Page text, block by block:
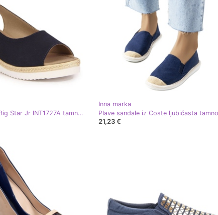
Sandale na klin Big Star Jr INT1727A tamnoplave tamnoplava
Inna marka
21,23 €